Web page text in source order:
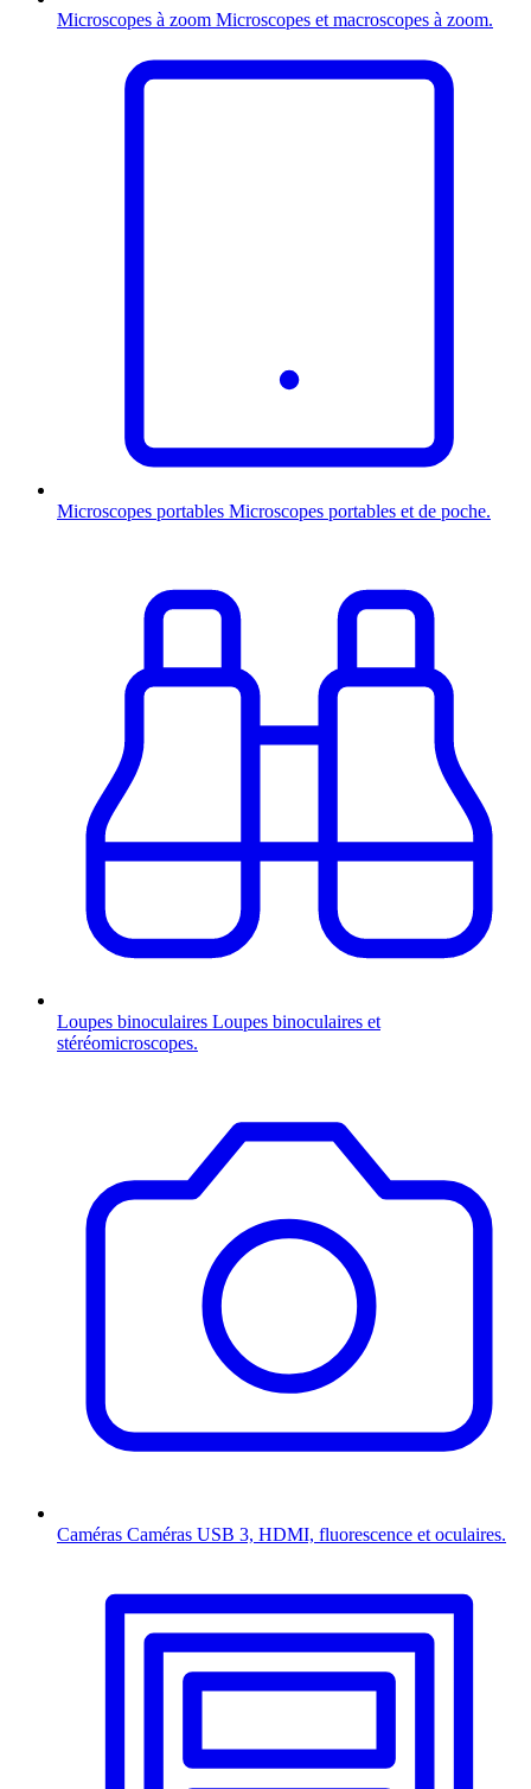
Microscopes à zoom Microscopes et macroscopes à zoom.
Microscopes portables Microscopes portables et de poche.
Loupes binoculaires Loupes binoculaires et
stéréomicroscopes.
Caméras Caméras USB 3, HDMI, fluorescence et oculaires.